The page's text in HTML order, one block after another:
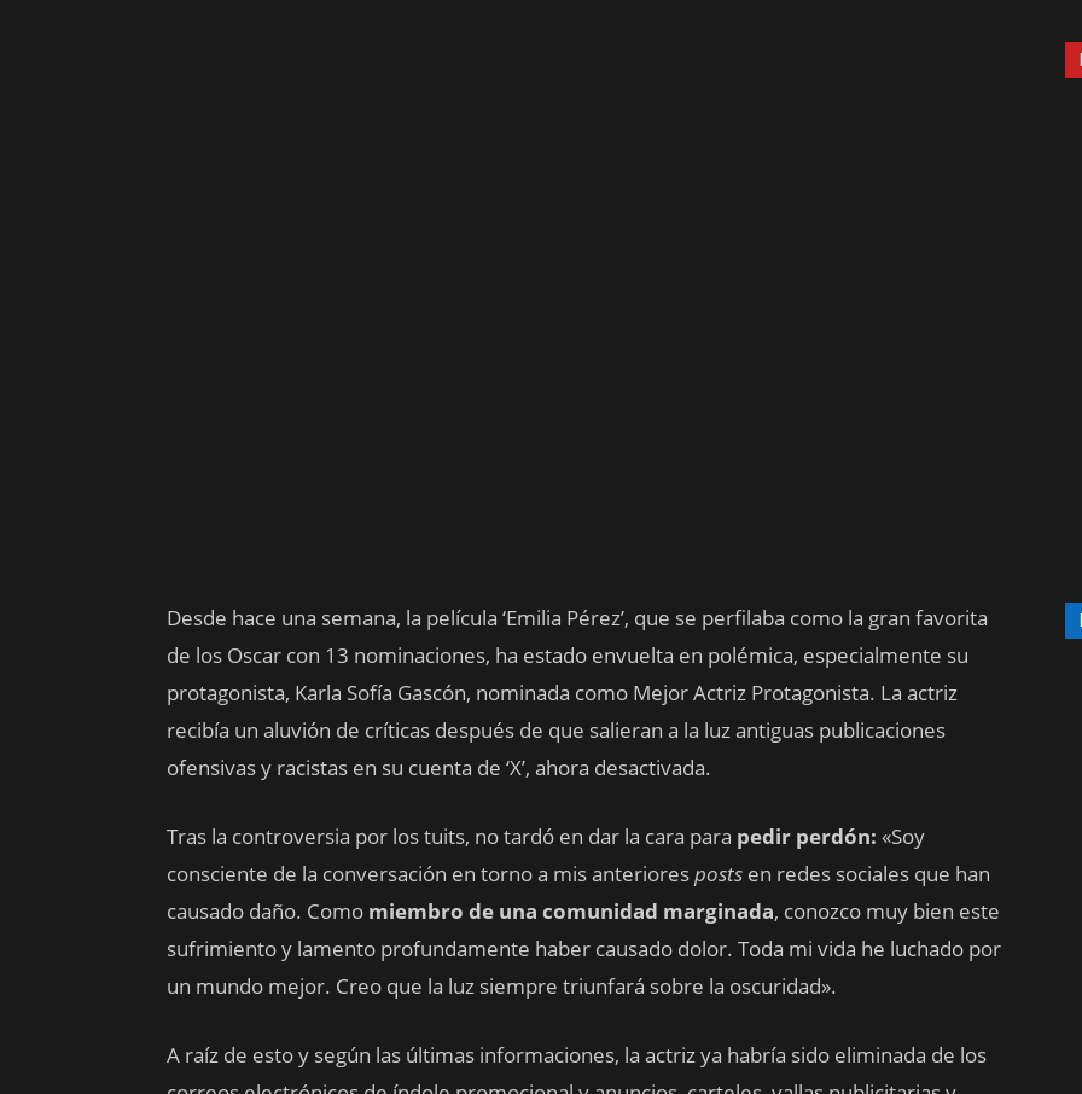
Desde hace una semana, la película ‘Emilia Pérez’, que se perfilaba como la gran favorita
de los Oscar con 13 nominaciones, ha estado envuelta en polémica, especialmente su
protagonista, Karla Sofía Gascón, nominada como Mejor Actriz Protagonista. La actriz
recibía un aluvión de críticas después de que salieran a la luz antiguas publicaciones
ofensivas y racistas en su cuenta de ‘X’, ahora desactivada.
Tras la controversia por los tuits, no tardó en dar la cara para pedir perdón: «Soy
consciente de la conversación en torno a mis anterioresposts en redes sociales que han
causado daño. Como miembro de una comunidad marginada, conozco muy bien este
sufrimiento y lamento profundamente haber causado dolor. Toda mi vida he luchado por
un mundo mejor. Creo que la luz siempre triunfará sobre la oscuridad».
A raíz de esto y según las últimas informaciones, la actriz ya habría sido eliminada de los